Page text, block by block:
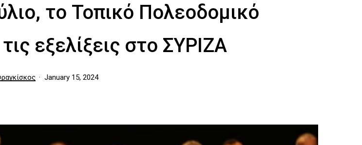
το Τοπικό Πολεοδομικό
εξελίξεις στο ΣΥΡΙΖΑ
January 15, 2024